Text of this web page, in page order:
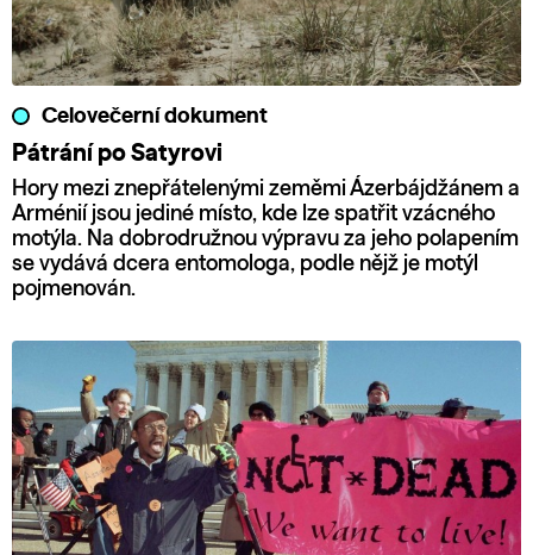
Celovečerní dokument
Pátrání po Satyrovi
Hory mezi znepřátelenými zeměmi Ázerbájdžánem a
Arménií jsou jediné místo, kde lze spatřit vzácného
motýla. Na dobrodružnou výpravu za jeho polapením
se vydává dcera entomologa, podle nějž je motýl
pojmenován.